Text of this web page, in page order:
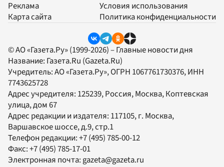
Реклама
Карта сайта
Условия использования
Политика конфиденциальности
© АО «Газета.Ру» (1999-2026) – Главные новости дня
Название: Газета.Ru (Gazeta.Ru)
Учредитель:АО «Газета.Ру», ОГРН 1067761730376, ИНН
7743625728
Адрес учредителя: 125239, Россия, Москва, Коптевская
улица, дом 67
Адрес редакции и издателя: 117105, г. Москва,
Варшавское шоссе, д.9, стр.1
Телефон редакции:+7 (495) 785-00-12
Факс:+7 (495) 785-17-01
Электронная почта:gazeta@gazeta.ru